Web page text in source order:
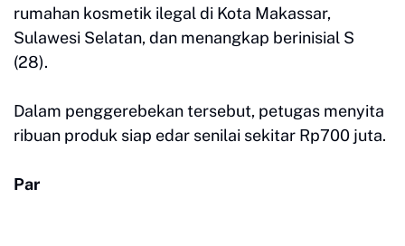
rumahan kosmetik ilegal di Kota Makassar,
Sulawesi Selatan, dan menangkap berinisial S
(28).
Dalam penggerebekan tersebut, petugas menyita
ribuan produk siap edar senilai sekitar Rp700 juta.
Par